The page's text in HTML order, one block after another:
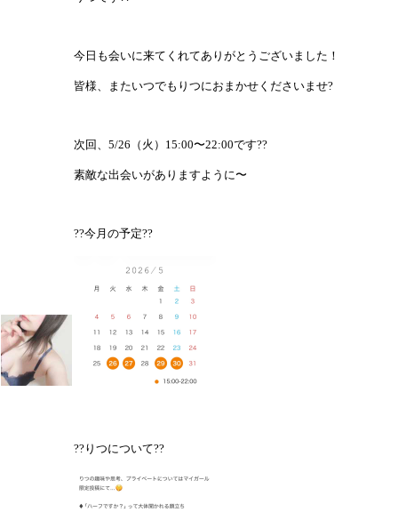
今日も会いに来てくれてありがとうございました！
皆様、またいつでもりつにおまかせくださいませ?
次回、5/26（火）15:00〜22:00です??
素敵な出会いがありますように〜
??今月の予定??
??りつについて??